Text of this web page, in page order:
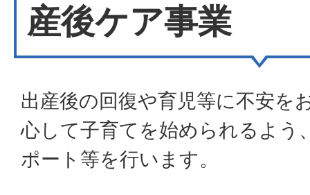
産後ケア事業
出産後の回復や育児等に不安を
心して子育てを始められるよう
ポート等を行います。